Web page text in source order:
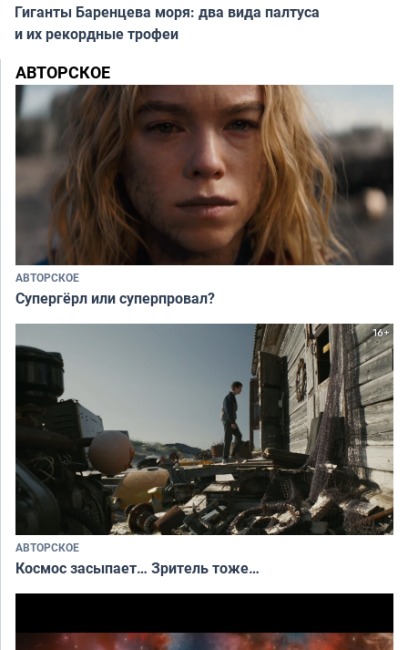
Гиганты Баренцева моря: два вида палтуса
и их рекордные трофеи
АВТОРСКОЕ
АВТОРСКОЕ
Супергёрл или суперпровал?
АВТОРСКОЕ
Космос засыпает… Зритель тоже…